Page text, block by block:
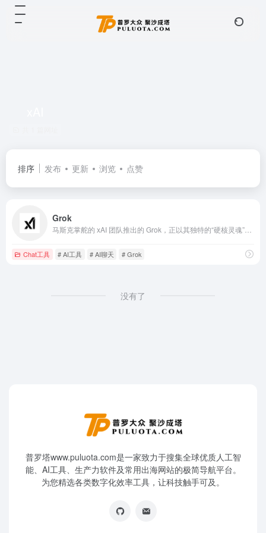
排序 发布 更新 浏览 点赞
Grok
Chat工具 # AI工具 # AI聊天 # Grok
没有了
普罗塔www.puluota.com是一家致力于搜集全球优质人工智
能、AI工具、生产力软件及常用出海网站的极简导航平台。
为您精选各类数字化效率工具，让科技触手可及。